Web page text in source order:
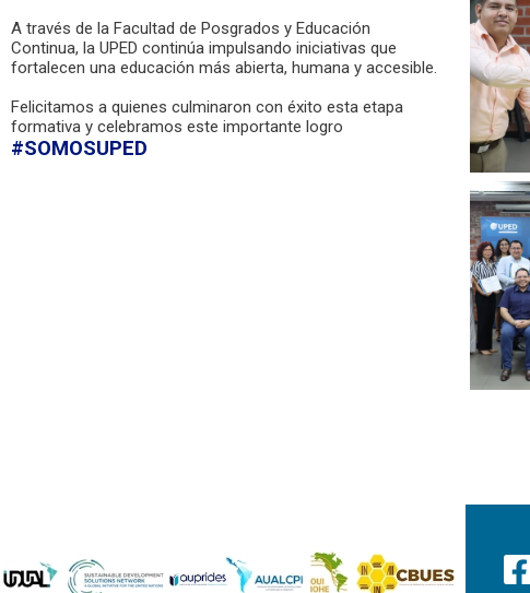
A través de la Facultad de Posgrados y Educación
Continua, la UPED continúa impulsando iniciativas que
fortalecen una educación más abierta, humana y accesible.
Felicitamos a quienes culminaron con éxito esta etapa
formativa y celebramos este importante logro
#SOMOSUPED